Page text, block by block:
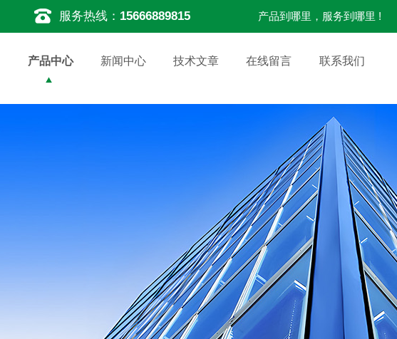
服务热线： 15666889815 产品到哪里，服务到哪里 !
产品中心 新闻中心 技术文章 在线留言 联系我们